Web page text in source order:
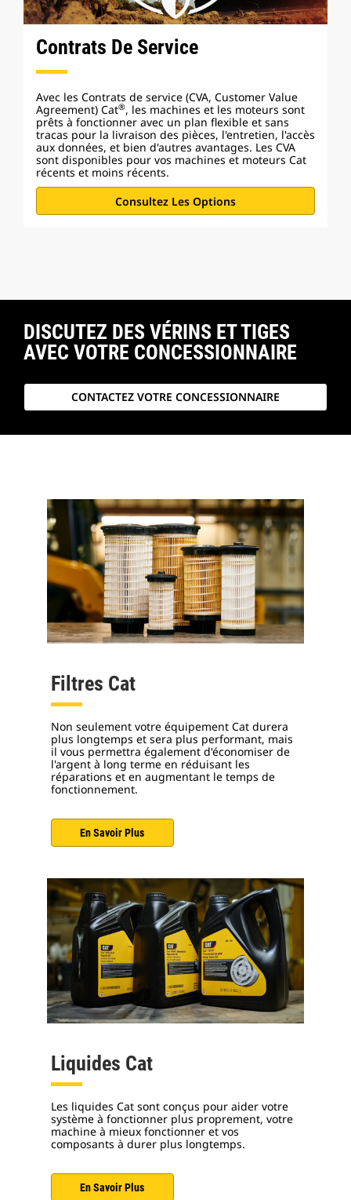
Contrats De Service
Avec les Contrats de service (CVA, Customer Value
Agreement) Cat®, les machines et les moteurs sont
prêts à fonctionner avec un plan flexible et sans
tracas pour la livraison des pièces, l'entretien, l'accès
aux données, et bien d'autres avantages. Les CVA
sont disponibles pour vos machines et moteurs Cat
récents et moins récents.
Consultez Les Options
DISCUTEZ DES VÉRINS ET TIGES
AVEC VOTRE CONCESSIONNAIRE
CONTACTEZ VOTRE CONCESSIONNAIRE
Filtres Cat
Non seulement votre équipement Cat durera
plus longtemps et sera plus performant, mais
il vous permettra également d'économiser de
l'argent à long terme en réduisant les
réparations et en augmentant le temps de
fonctionnement.
En Savoir Plus
Liquides Cat
Les liquides Cat sont conçus pour aider votre
système à fonctionner plus proprement, votre
machine à mieux fonctionner et vos
composants à durer plus longtemps.
En Savoir Plus